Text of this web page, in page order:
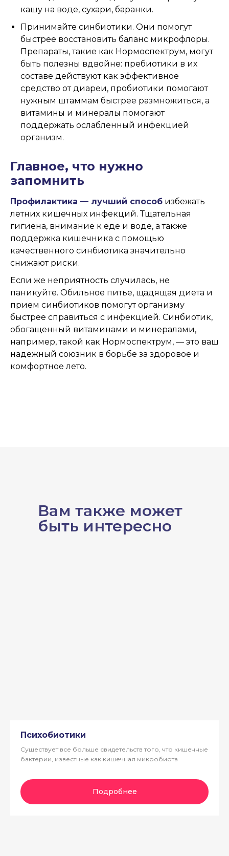
кашу на воде, сухари, баранки.
Принимайте синбиотики. Они помогут
быстрее восстановить баланс микрофлоры.
Препараты, такие как Нормоспектрум, могут
быть полезны вдвойне: пребиотики в их
составе действуют как эффективное
средство от диареи, пробиотики помогают
нужным штаммам быстрее размножиться, а
витамины и минералы помогают
поддержать ослабленный инфекцией
организм.
Главное, что нужно
запомнить
Профилактика — лучший способ избежать
летних кишечных инфекций. Тщательная
гигиена, внимание к еде и воде, а также
поддержка кишечника с помощью
качественного синбиотика значительно
снижают риски.
Если же неприятность случилась, не
паникуйте. Обильное питье, щадящая диета и
прием синбиотиков помогут организму
быстрее справиться с инфекцией. Синбиотик,
обогащенный витаминами и минералами,
например, такой как Нормоспектрум, — это ваш
надежный союзник в борьбе за здоровое и
комфортное лето.
Вам также может
быть интересно
Психобиотики
Существует все больше свидетельств того, что кишечные
бактерии, известные как кишечная микробиота
Подробнее